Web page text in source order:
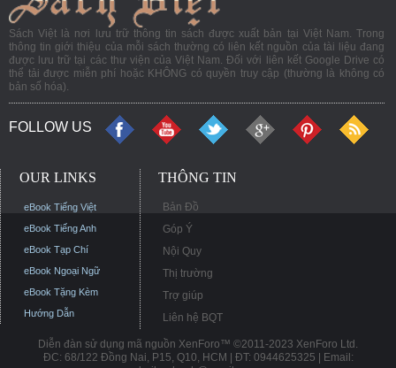
Sách Việt là nơi lưu trữ thông tin sách được xuất bản tại Việt Nam. Trong
thông tin giới thiệu của mỗi sách thường có liên kết nguồn của tài liệu đang
được lưu trữ tại các thư viện của Việt Nam. Đối với liên kết Google Drive có
thể tải được miễn phí hoặc KHÔNG có quyền truy cập (thường là không có
bản số hóa).
FOLLOW US
OUR LINKS
eBook Tiếng Việt
eBook Tiếng Anh
eBook Tạp Chí
eBook Ngoại Ngữ
eBook Tặng Kèm
Hướng Dẫn
THÔNG TIN
Bản Đồ
Góp Ý
Nội Quy
Thị trường
Trợ giúp
Liên hệ BQT
Diễn đàn sử dụng mã nguồn XenForo™ ©2011-2023 XenForo Ltd.
ĐC: 68/122 Đồng Nai, P15, Q10, HCM | ĐT: 0944625325 | Email: